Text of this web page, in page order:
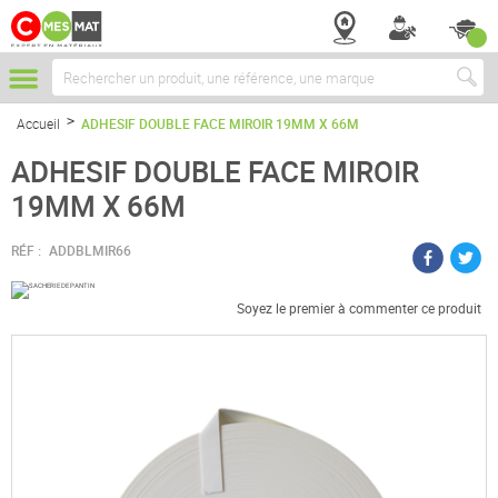
Chercher
Accueil ADHESIF DOUBLE FACE MIROIR 19MM X 66M
ADHESIF DOUBLE FACE MIROIR
19MM X 66M
RÉF : ADDBLMIR66
Soyez le premier à commenter ce produit
Passer